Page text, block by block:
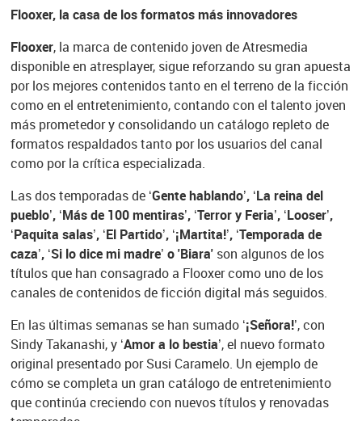
Flooxer, la casa de los formatos más innovadores
Flooxer, la marca de contenido joven de Atresmedia
disponible en atresplayer, sigue reforzando su gran apuesta
por los mejores contenidos tanto en el terreno de la ficción
como en el entretenimiento, contando con el talento joven
más prometedor y consolidando un catálogo repleto de
formatos respaldados tanto por los usuarios del canal
como por la crítica especializada.
Las dos temporadas de ‘Gente hablando’, ‘La reina del
pueblo’, ‘Más de 100 mentiras’, ‘Terror y Feria’, ‘Looser’,
‘Paquita salas’, ‘El Partido’, ‘¡Martita!’, ‘Temporada de
caza’, ‘Si lo dice mi madre’ o 'Biara' son algunos de los
títulos que han consagrado a Flooxer como uno de los
canales de contenidos de ficción digital más seguidos.
En las últimas semanas se han sumado ‘¡Señora!’, con
Sindy Takanashi, y ‘Amor a lo bestia’, el nuevo formato
original presentado por Susi Caramelo. Un ejemplo de
cómo se completa un gran catálogo de entretenimiento
que continúa creciendo con nuevos títulos y renovadas